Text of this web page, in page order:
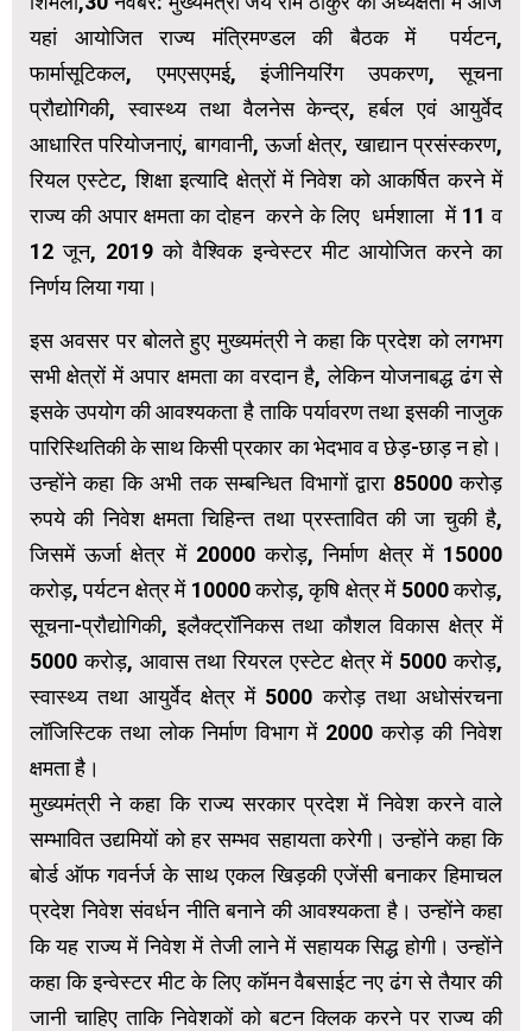
यहां आयोजित राज्य मंत्रिमण्डल की बैठक में पर्यटन,
फार्मासूटिकल, एमएसएमई, इंजीनियरिंग उपकरण, सूचना
प्रौद्योगिकी, स्वास्थ्य तथा वैलनेस केन्द्र, हर्बल एवं आयुर्वेद
आधारित परियोजनाएं, बागवानी, ऊर्जा क्षेत्र, खाद्यान प्रसंस्करण,
रियल एस्टेट, शिक्षा इत्यादि क्षेत्रों में निवेश को आकर्षित करने में
राज्य की अपार क्षमता का दोहन करने के लिए धर्मशाला में 11 व
12 जून, 2019 को वैश्विक इन्वेस्टर मीट आयोजित करने का
निर्णय लिया गया।
इस अवसर पर बोलते हुए मुख्यमंत्री ने कहा कि प्रदेश को लगभग
सभी क्षेत्रों में अपार क्षमता का वरदान है, लेकिन योजनाबद्ध ढंग से
इसके उपयोग की आवश्यकता है ताकि पर्यावरण तथा इसकी नाजुक
पारिस्थितिकी के साथ किसी प्रकार का भेदभाव व छेड़-छाड़ न हो।
उन्होंने कहा कि अभी तक सम्बन्धित विभागों द्वारा 85000 करोड़
रुपये की निवेश क्षमता चिहिन्त तथा प्रस्तावित की जा चुकी है,
जिसमें ऊर्जा क्षेत्र में 20000 करोड़, निर्माण क्षेत्र में 15000
करोड़, पर्यटन क्षेत्र में 10000 करोड़, कृषि क्षेत्र में 5000 करोड़,
सूचना-प्रौद्योगिकी, इलैक्ट्रॉनिकस तथा कौशल विकास क्षेत्र में
5000 करोड़, आवास तथा रियरल एस्टेट क्षेत्र में 5000 करोड़,
स्वास्थ्य तथा आयुर्वेद क्षेत्र में 5000 करोड़ तथा अधोसंरचना
लॉजिस्टिक तथा लोक निर्माण विभाग में 2000 करोड़ की निवेश
क्षमता है।
मुख्यमंत्री ने कहा कि राज्य सरकार प्रदेश में निवेश करने वाले
सम्भावित उद्यमियों को हर सम्भव सहायता करेगी। उन्होंने कहा कि
बोर्ड ऑफ गवर्नर्ज के साथ एकल खिड़की एजेंसी बनाकर हिमाचल
प्रदेश निवेश संवर्धन नीति बनाने की आवश्यकता है। उन्होंने कहा
कि यह राज्य में निवेश में तेजी लाने में सहायक सिद्ध होगी। उन्होंने
कहा कि इन्वेस्टर मीट के लिए कॉमन वैबसाईट नए ढंग से तैयार की
जानी चाहिए ताकि निवेशकों को बटन क्लिक करने पर राज्य की